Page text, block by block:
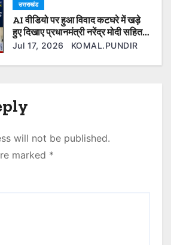
उत्तराखंड
AI वीडियो पर हुआ विवाद कटघरे में खड़े
हुए दिखाए प्रधानमंत्री नरेंद्र मोदी सहित
कई ओर नेता फेसबुक यूजर के खिलाफ की
Jul 17, 2026 KOMAL.PUNDIR
will not be published.
marked *